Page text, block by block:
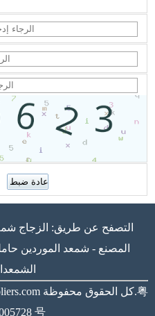
التصفح عن طريق: الزجاج
المصنع - شمعد الموردين
كل الحقوق محفوظة.粤
号